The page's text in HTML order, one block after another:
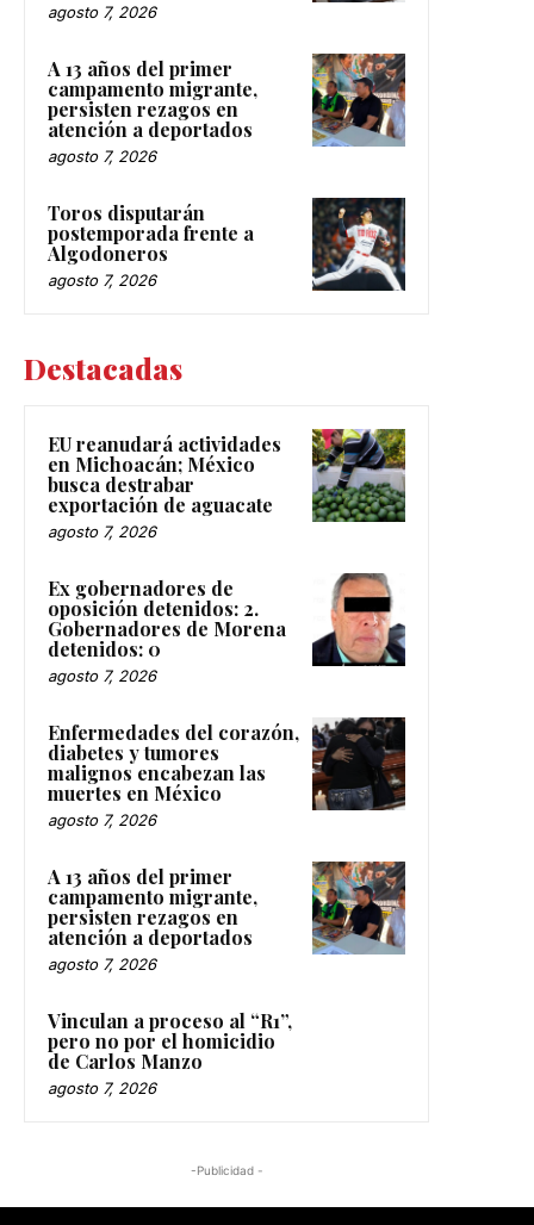
agosto 7, 2026
A 13 años del primer
campamento migrante,
persisten rezagos en
atención a deportados
agosto 7, 2026
Toros disputarán
postemporada frente a
Algodoneros
agosto 7, 2026
Destacadas
EU reanudará actividades
en Michoacán; México
busca destrabar
exportación de aguacate
agosto 7, 2026
Ex gobernadores de
oposición detenidos: 2.
Gobernadores de Morena
detenidos: 0
agosto 7, 2026
Enfermedades del corazón,
diabetes y tumores
malignos encabezan las
muertes en México
agosto 7, 2026
A 13 años del primer
campamento migrante,
persisten rezagos en
atención a deportados
agosto 7, 2026
Vinculan a proceso al “R1”,
pero no por el homicidio
de Carlos Manzo
agosto 7, 2026
-Publicidad -